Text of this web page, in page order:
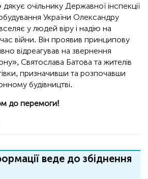
очільнику Державної інспекції
України Олександру
у людей віру і надію на
війни. Він проявив принципову
відреагував на звернення
Святослава Батова та жителів
призначивши та розпочавши
будівництві.
до перемоги!
веде до збіднення